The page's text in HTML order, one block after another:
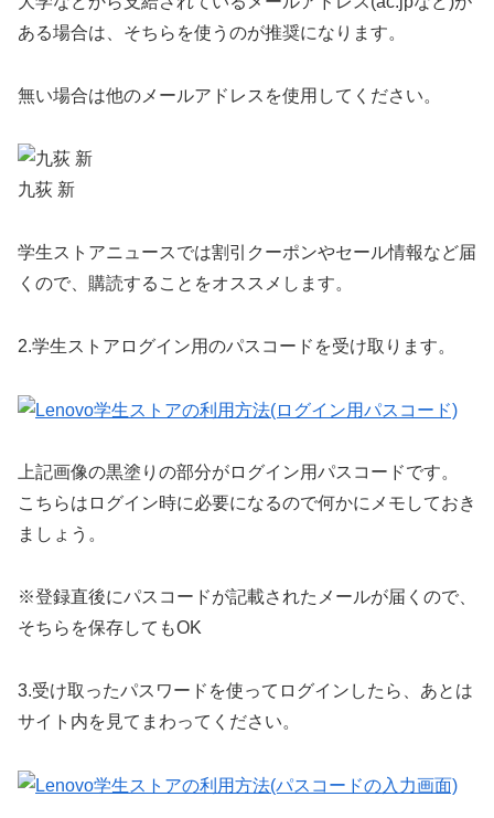
ある場合は、そちらを使うのが推奨になります。
無い場合は他のメールアドレスを使用してください。
九荻 新
学生ストアニュースでは割引クーポンやセール情報など届
くので、購読することをオススメします。
2.学生ストアログイン用のパスコードを受け取ります。
上記画像の黒塗りの部分がログイン用パスコードです。
こちらはログイン時に必要になるので何かにメモしておき
ましょう。
※登録直後にパスコードが記載されたメールが届くので、
そちらを保存してもOK
3.受け取ったパスワードを使ってログインしたら、あとは
サイト内を見てまわってください。